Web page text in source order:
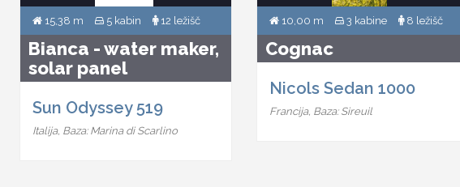
15,38 m 5 kabin 12 ležišč
Bianca - water maker,
solar panel
Sun Odyssey 519
Italija, Baza: Marina di Scarlino
10,00 m 3 kabine 8 ležišč
Cognac
Nicols Sedan 1000
Francija, Baza: Sireuil